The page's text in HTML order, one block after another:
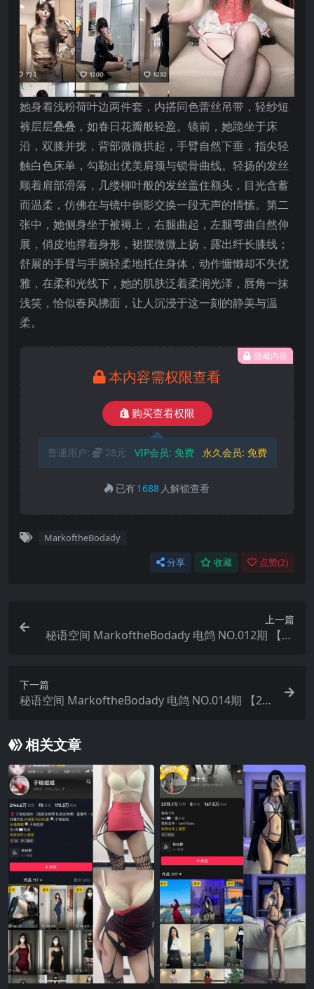
她身着浅粉荷叶边两件套，内搭同色蕾丝吊带，轻纱短
裤层层叠叠，如春日花瓣般轻盈。镜前，她跪坐于床
沿，双膝并拢，背部微微拱起，手臂自然下垂，指尖轻
触白色床单，勾勒出优美肩颈与锁骨曲线。轻扬的发丝
顺着肩部滑落，几缕柳叶般的发丝盖住额头，目光含蓄
而温柔，仿佛在与镜中倒影交换一段无声的情愫。第二
张中，她侧身坐于被褥上，右腿曲起，左腿弯曲自然伸
展，俏皮地撑着身形，裙摆微微上扬，露出纤长膝线；
舒展的手臂与手腕轻柔地托住身体，动作慵懒却不失优
雅，在柔和光线下，她的肌肤泛着柔润光泽，唇角一抹
浅笑，恰似春风拂面，让人沉浸于这一刻的静美与温
柔。
隐藏内容
本内容需权限查看
购买查看权限
普通用户: 28元 VIP会员: 免费 永久会员: 免费
已有1688 人解锁查看
MarkoftheBodady
分享 收藏 点赞(2)
上一篇
秘语空间 MarkoftheBodady 电鸽 NO.012期 【26
下一篇
秘语空间 MarkoftheBodady 电鸽 NO.014期 【20
相关文章